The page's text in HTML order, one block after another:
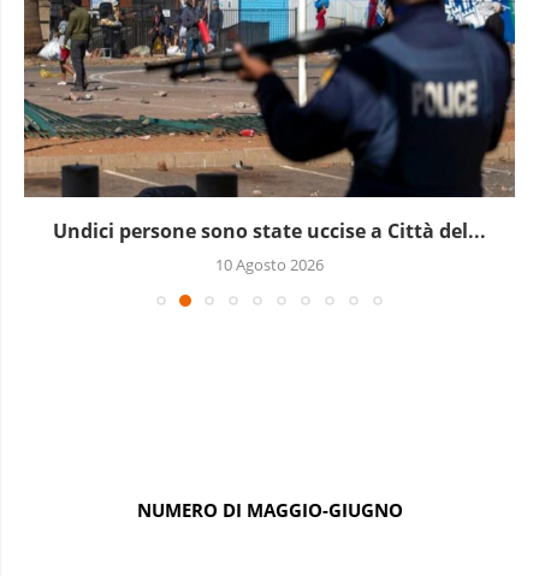
Undici persone sono state uccise a Città del...
10 Agosto 2026
NUMERO DI MAGGIO-GIUGNO